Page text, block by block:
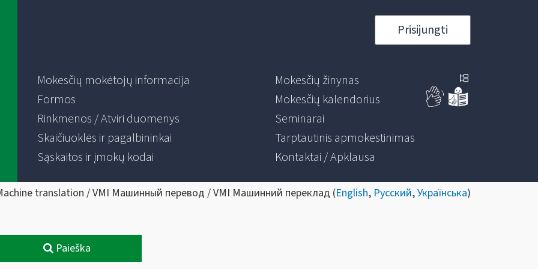
Prisijungti
Mokesčių mokėtojų informacija
Formos
Rinkmenos / Atviri duomenys
Skaičiuoklės ir pagalbininkai
Sąskaitos ir įmokų kodai
Mokesčių žinynas
Mokesčių kalendorius
Seminarai
Tarptautinis apmokestinimas
Kontaktai / Apklausa
translation / VMI Машинный перевод / VMI Машинний переклад (English, Русский,Українська)
Paieška